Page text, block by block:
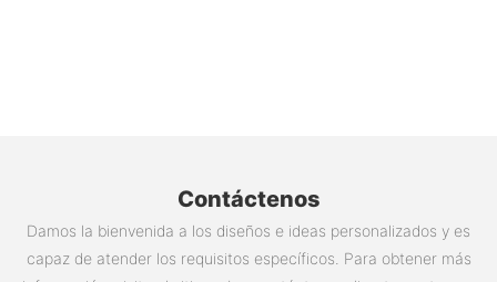
Contáctenos
Damos la bienvenida a los diseños e ideas personalizados y es
capaz de atender los requisitos específicos. Para obtener más